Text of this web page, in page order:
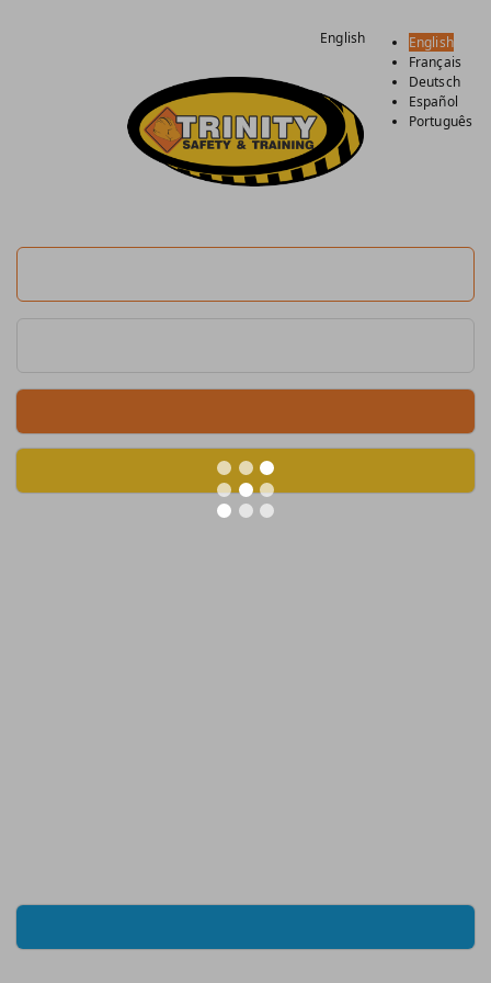
English
English
Français
Deutsch
Español
Português